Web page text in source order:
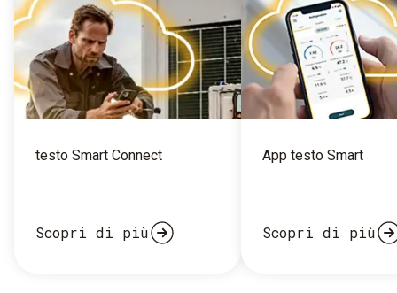
testo Smart Connect
Scopri di più
App testo Smart
Scopri di più